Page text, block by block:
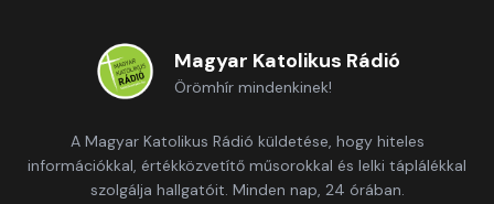
Magyar Katolikus Rádió
Örömhír mindenkinek!
A Magyar Katolikus Rádió küldetése, hogy hiteles
információkkal, értékközvetítő műsorokkal és lelki táplálékkal
szolgálja hallgatóit. Minden nap, 24 órában.